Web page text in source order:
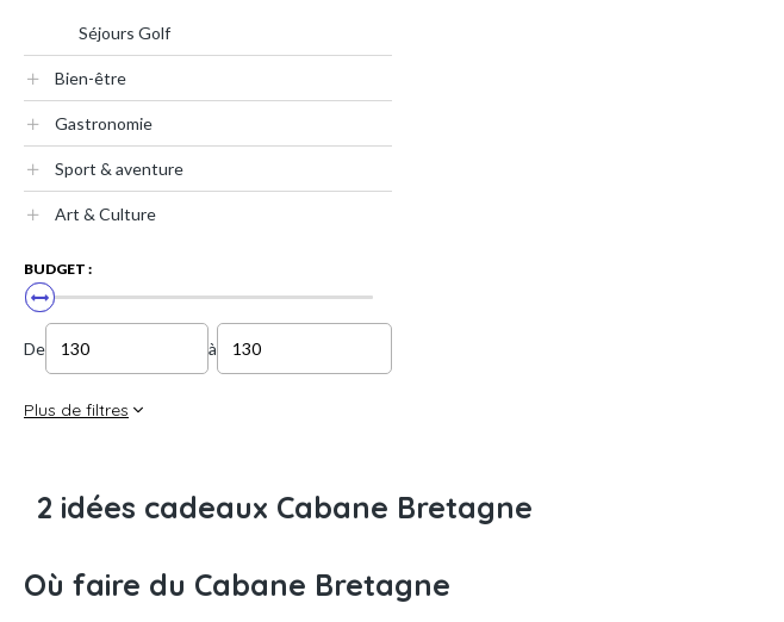
Séjours Golf
Bien-être
Gastronomie
Sport & aventure
Art & Culture
BUDGET :
De à
Plus de filtres
2 idées cadeaux Cabane Bretagne
Où faire du Cabane Bretagne